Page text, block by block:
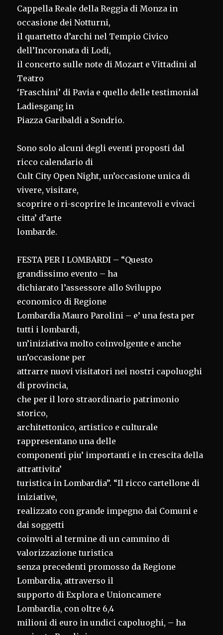
Cappella Reale della Reggia di Monza in
occasione dei Notturni,
il quartetto d’archi nel Tempio Civico
dell’Incoronata di Lodi,
il concerto sulle note di Mozart e Vittadini al
Teatro
‘Fraschini’ di Pavia e quello delle testimonial
Ladiesgang in
Piazza Garibaldi a Sondrio.
Sono solo alcuni degli eventi proposti dal
ricco calendario di
Cult City Open Night, un’occasione unica di
vivere, visitare,
scoprire o ri-scoprire le incantevoli e vivaci
citta’ d’arte
lombarde.
FESTA PER I LOMBARDI – “Questo
grandissimo evento – ha
dichiarato l’assessore allo Sviluppo
economico di Regione
Lombardia Mauro Parolini – e’ una festa per
tutti i lombardi,
un’iniziativa molto coinvolgente e anche
un’occasione per
attrarre nuovi visitatori nei nostri capoluoghi
di provincia,
che per il loro straordinario patrimonio
storico,
architettonico, artistico e culturale
rappresentano una delle
componenti piu’ importanti e in crescita della
attrattivita’
turistica in Lombardia”. “Il ricco cartellone di
iniziative,
realizzato con grande impegno dai Comuni e
dai soggetti
coinvolti al termine di un cammino di
valorizzazione turistica
senza precedenti promosso da Regione
Lombardia, attraverso il
supporto di Explora e Unioncamere
Lombardia, con oltre 6,4
milioni di euro in undici capoluoghi, – ha